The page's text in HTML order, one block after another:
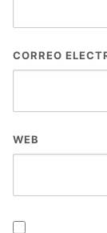
CORREO
WEB